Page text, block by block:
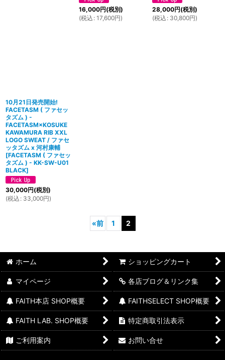
16,000円(税別)
(税込 : 17,600円)
28,000円(税別)
(税込 : 30,800円)
10月21日発売開始!
FACETASM ( ファセッ
タズム ) -
FACETASM×KOSUKE
KAWAMURA RIB XXL
LOGO SWEAT / ファセ
ッタズム x 河村康輔
[FACETASM ( ファセッ
タズム ) - KK-SW-U01
BLACK]
30,000円(税別)
(税込 : 33,000円)
«前 1 2
ホーム ショッピングカート
マイページ 各店ブログ＆リンク集
FAITH本店 SHOP概要 FAITHSELECT SHOP概要
FAITH LAB. SHOP概要 特定商取引法表示
ご利用案内 お問い合せ